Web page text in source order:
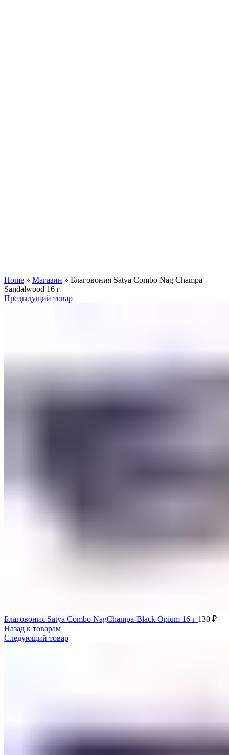
Home » Магазин » Благовония Satya Combo Nag Champa –
Sandalwood 16 г
Предыдущий товар
Благовония Satya Combo NagChampa-Black Opium 16 г 130 ₽
Назад к товарам
Следующий товар